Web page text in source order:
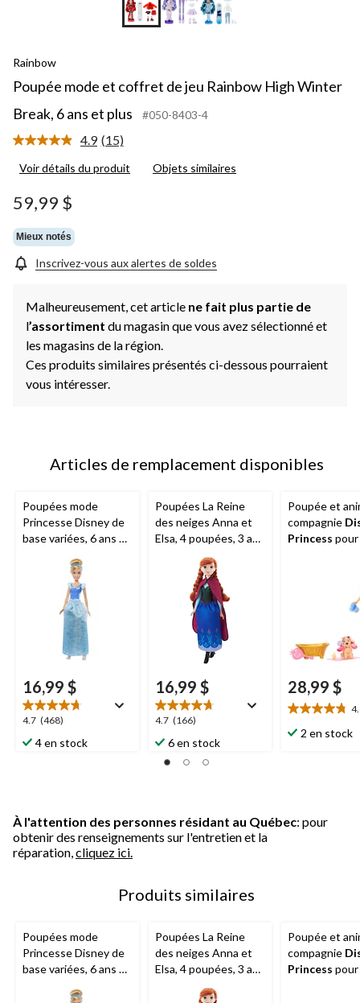
Rainbow
Poupée mode et coffret de jeu Rainbow High Winter
Break, 6 ans et plus
#050-8403-4
4.9 Lire
15
(15)
Voir détails du produit Objets similaires
59,99 $
Mieux notés
Inscrivez-vous aux alertes de soldes
Malheureusement, cet article ne fait plus partie de
l’assortiment du magasin que vous avez sélectionné et
les magasins de la région.
Ces produits similaires présentés ci-dessous pourraient
vous intéresser.
Articles de remplacement disponibles
Poupées mode
Princesse Disney de
base variées, 6 ans et
16,99 $
4.7 (468)
4.7
étoile(s)
sur
4 en stock
Poupées La Reine
des neiges Anna et
Elsa, 4 poupées, 3 ans
16,99 $
4.7 (166)
4.7
étoile(s)
sur
5.
6 en stock
Poupée et
compagnie
Princess pour
28,99 $
4.8
étoile(s)
2 en stock
À l'attention des personnes résidant au Québec: pour
obtenir des renseignements sur l'entretien et la
réparation, cliquez ici.
Produits similaires
Poupées mode
Princesse Disney de
base variées, 6 ans et
Poupées La Reine
des neiges Anna et
Elsa, 4 poupées, 3 ans
Poupée et
compagnie
Princess pour